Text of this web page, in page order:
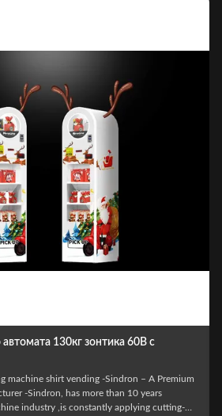
торговый автомат MDB
Гальванизированная
vending machine for commercial street -Sindron,
experience in vending machine industry ,is
edge technology to the smart retail industry